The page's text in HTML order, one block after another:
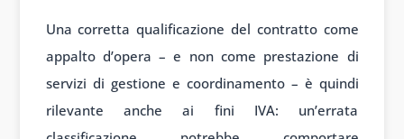
Una corretta qualificazione del contratto come
appalto d’opera – e non come prestazione di
servizi di gestione e coordinamento – è quindi
rilevante anche ai fini IVA: un’errata